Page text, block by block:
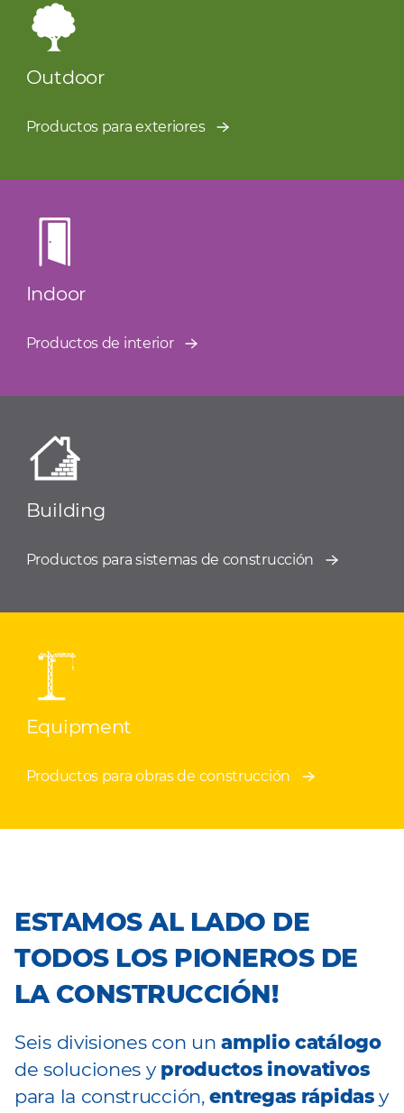
Outdoor
Productos para exteriores
Indoor
Productos de interior
Building
Productos para sistemas de construcción
Equipment
Productos para obras de construcción
ESTAMOS AL LADO DE
TODOS LOS PIONEROS DE
LA CONSTRUCCIÓN!
Seis divisiones con unamplio catálogo
de soluciones y productos inovativos
para la construcción,entregas rápidasy